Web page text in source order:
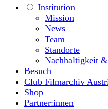
Institution
Mission
News
Team
Standorte
Nachhaltigkeit
Besuch
Club Filmarchiv
Shop
Partner:innen